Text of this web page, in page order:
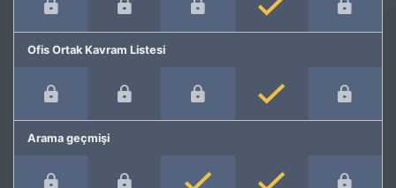
Ofis Ortak Kavram Listesi
Arama geçmişi